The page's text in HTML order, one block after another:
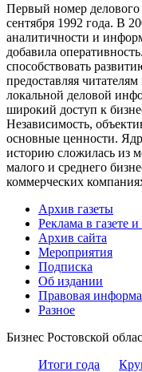
Первый номер
сентября 1992 года. В
аналитичности и
добавила
способствовать
предоставляя
локальной деловой
широкий доступ к
Независимость,
основные ценности.
историю сложилась из
малого и среднего
коммерческих
Архив газеты
Реклама в газете и
Архив сайта
Мероприятия
Подписка
Об издании
Правовая
Разное
Бизнес Ростовской
Итоги года